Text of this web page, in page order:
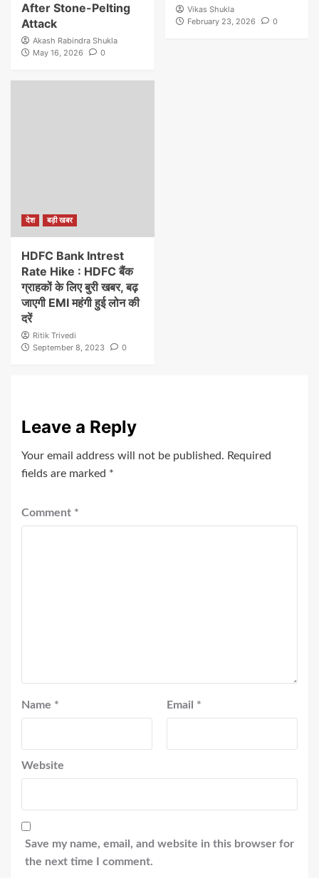
After Stone-Pelting
Attack
Akash Rabindra Shukla
May 16, 2026
0
Vikas Shukla
February 23, 2026
0
देश बड़ी खबर
HDFC Bank Intrest
Rate Hike : HDFC बैंक
ग्राहकों के लिए बुरी खबर, बढ़
जाएगी EMI महंगी हुई लोन की
दरें
Ritik Trivedi
September 8, 2023
0
Leave a Reply
Your email address will not be published. Required
fields are marked *
Comment *
Name * Email *
Website
Save my name, email, and website in this browser for
the next time I comment.